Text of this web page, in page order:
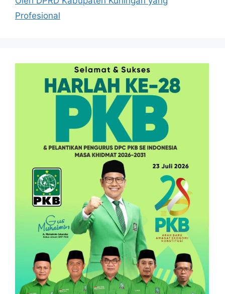
Profesional